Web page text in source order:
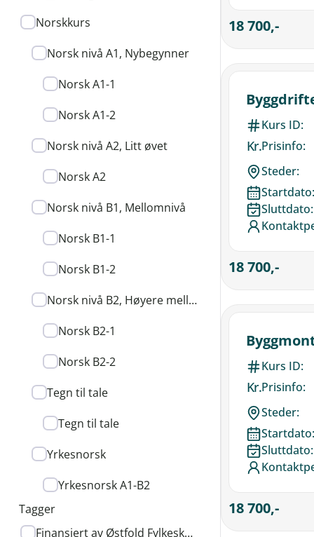
Norskkurs
Norsk nivå A1, Nybegynner
Norsk A1-1
Norsk A1-2
Norsk nivå A2, Litt øvet
Norsk A2
Norsk nivå B1, Mellomnivå
Norsk B1-1
Norsk B1-2
Norsk nivå B2, Høyere mellomnivå
Norsk B2-1
Norsk B2-2
Tegn til tale
Tegn til tale
Yrkesnorsk
Yrkesnorsk A1-B2
Tagger
VELGFinansiert av Østfold Fylkeskommune
18 700,-
Kurs ID:
Kr.Prisinfo:
Steder:
Startdato:
Sluttdato:
18 700,-
Kurs ID:
Kr.Prisinfo:
Steder:
Startdato:
Sluttdato:
18 700,-